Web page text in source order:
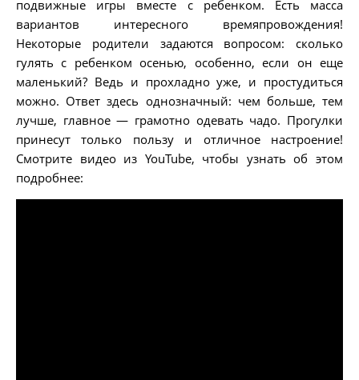
подвижные игры вместе с ребенком. Есть масса
вариантов интересного времяпровождения!
Некоторые родители задаются вопросом: сколько
гулять с ребенком осенью, особенно, если он еще
маленький? Ведь и прохладно уже, и простудиться
можно. Ответ здесь однозначный: чем больше, тем
лучше, главное — грамотно одевать чадо. Прогулки
принесут только пользу и отличное настроение!
Смотрите видео из YouTube, чтобы узнать об этом
подробнее: